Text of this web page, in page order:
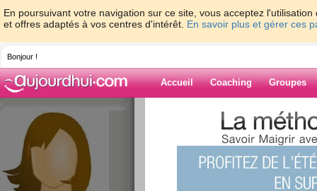
En poursuivant votre navigation sur ce site, vous acceptez
et offres adaptés à vos centres d'intérêt. En savoir plus et gérer ces
Bonjour !
Accueil Coaching Groupes
>
>
pour OCTelect LHL-M9-CE Smart Watch
Blog de